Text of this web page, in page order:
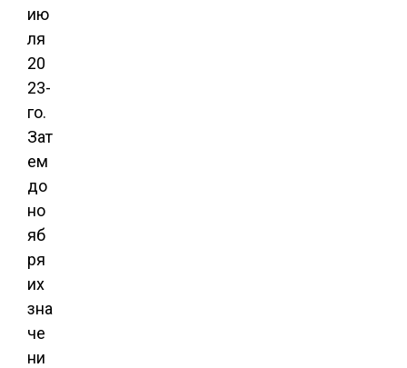
ию
ля
20
23-
го.
Зат
ем
до
но
яб
ря
их
зна
че
ни